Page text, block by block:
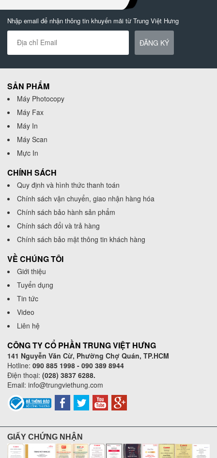
Nhập email để nhận thông tin khuyến mãi từ Trung Việt Hưng
ĐĂNG KÝ
SẢN PHẨM
Máy Photocopy
Máy Fax
Máy In
Máy Scan
Mực In
CHÍNH SÁCH
Quy định và hình thức thanh toán
Chính sách vận chuyển, giao nhận hàng hóa
Chính sách bảo hành sản phẩm
Chính sách đổi và trả hàng
Chính sách bảo mật thông tin khách hàng
VỀ CHÚNG TÔI
Giới thiệu
Tuyển dụng
Tin tức
Video
Liên hệ
CÔNG TY CỔ PHẦN TRUNG VIỆT HƯNG
141 Nguyễn Văn Cừ, Phường Chợ Quán, TP.HCM
Hotline: 090 885 1998 - 090 389 8944
Điện thoại: (028) 3837 6288.
Email: info@trungviethung.com
GIẤY CHỨNG NHẬN